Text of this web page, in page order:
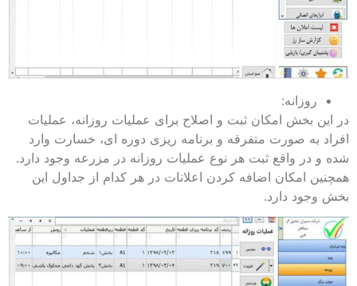
روزانه:
در این بخش امکان ثبت و اصلاح برای عملیات روزانه، عملیات
افراد به صورت متفرقه و برنامه ریزی دوره ای، خسارت وارد
شده و در واقع ثبت هر نوع عملیات روزانه در مزرعه وجود دارد.
همچنین امکان اضافه کردن اعلانات در هر کدام از جداول این
بخش وجود دارد.